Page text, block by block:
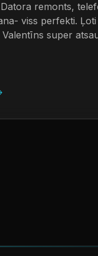
remonts,
viss perfekti.
super